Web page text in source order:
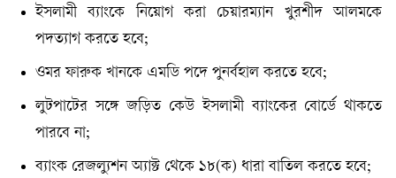
ইসলামী ব্যাংকে নিয়োগ করা চেয়ারম্যান খুরশীদ আলমকে
পদত্যাগ করতে হবে;
ওমর ফারুক খানকে এমডি পদে পুনর্বহাল করতে হবে;
লুটপাটের সঙ্গে জড়িত কেউ ইসলামী ব্যাংকের বোর্ডে থাকতে
পারবে না;
ব্যাংক রেজল্যুশন অ্যাক্ট থেকে ১৮(ক) ধারা বাতিল করতে হবে;